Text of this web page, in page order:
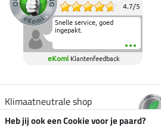
4.7/5
Snelle service, goed
ingepakt.
eKomi Klantenfeedback
Klimaatneutrale shop
Heb jij ook een Cookie voor je paard?